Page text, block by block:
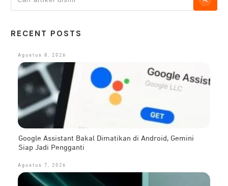
RECENT POSTS
Agustus 8, 2026
Google Assistant Bakal Dimatikan di Android, Gemini
Siap Jadi Pengganti
Agustus 7, 2026